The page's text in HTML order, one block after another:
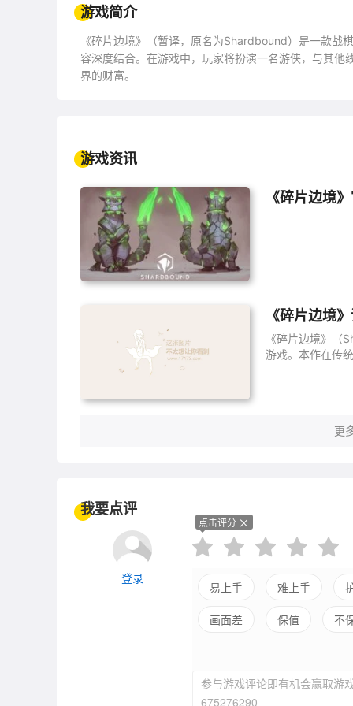
游戏简介
《碎片边境》（暂译，原名为Shardbound）是一款战
容深度结合。在游戏中，玩家将扮演一名游侠，与其
界的财富。
游戏资讯
《碎片边境
《碎片边境
《碎片边境》（
游戏。本作在传
更
我要点评
登录
点击评分
易上手 难上手
画面差 保值 不
参与游戏评论即有机会赢取游
675276290